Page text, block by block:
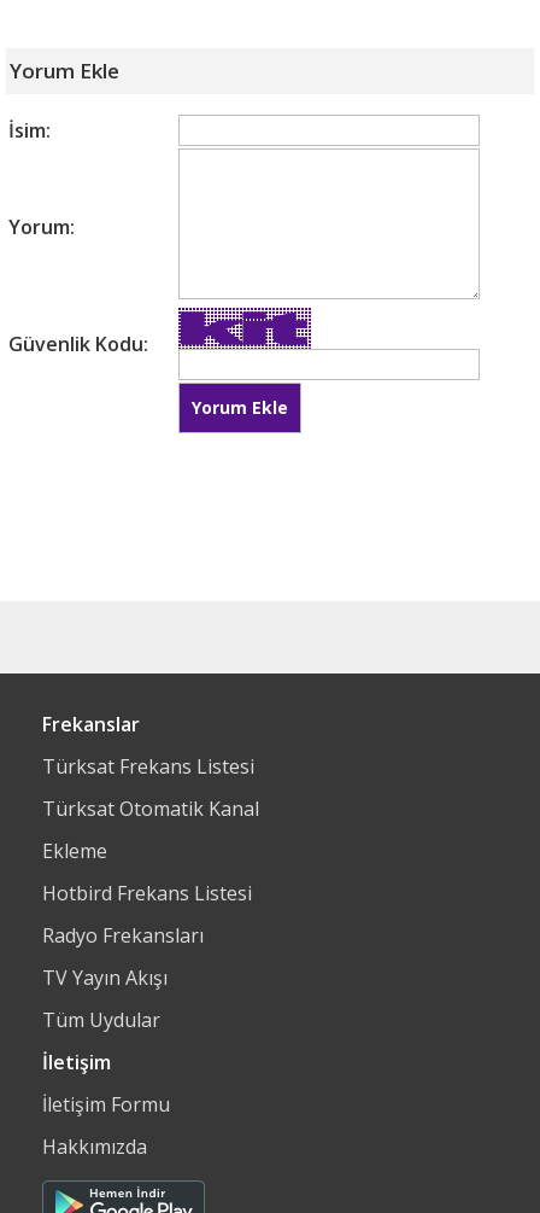
Yorum Ekle
İsim:
Yorum:
Güvenlik Kodu:
Frekanslar
Türksat Frekans Listesi
Türksat Otomatik Kanal
Ekleme
Hotbird Frekans Listesi
Radyo Frekansları
TV Yayın Akışı
Tüm Uydular
İletişim
İletişim Formu
Hakkımızda